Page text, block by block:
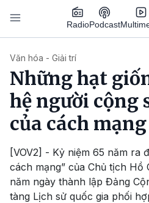
Nhảy đến nội dung
RadioPodcast
Văn hóa - Giải trí
Những hạt
hệ người cộng
của cách
[VOV2] - Kỷ niệm 65 năm ra
cách mạng” của Chủ tịch
năm ngày thành lập Đảng
tàng Lịch sử quốc gia phối